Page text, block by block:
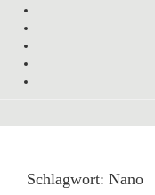
Schlagwort: Nano